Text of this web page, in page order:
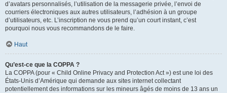
d’avatars personnalisés, l’utilisation de la messagerie privée, l’envoi de
courriers électroniques aux autres utilisateurs, l’adhésion à un groupe
d’utilisateurs, etc. L’inscription ne vous prend qu’un court instant, c’est
pourquoi nous vous recommandons de le faire.
Haut
Qu’est-ce que la COPPA ?
La COPPA (pour « Child Online Privacy and Protection Act ») est une loi des
États-Unis d’Amérique qui demande aux sites internet collectant
potentiellement des informations sur les mineurs âgés de moins de 13 ans un